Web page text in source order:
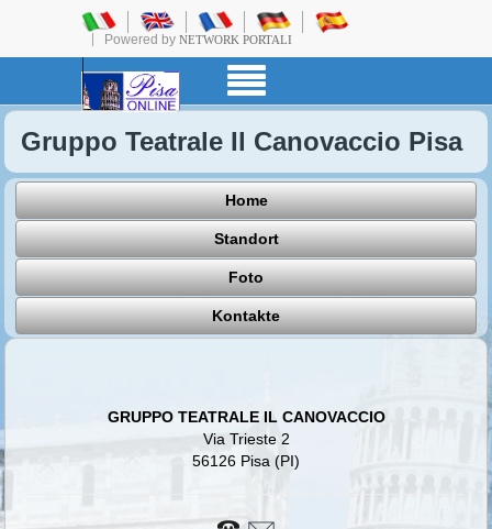
Powered by NETWORK PORTALI
Gruppo Teatrale Il Canovaccio Pisa
Home
Standort
Foto
Kontakte
GRUPPO TEATRALE IL CANOVACCIO
Via Trieste 2
56126 Pisa (PI)